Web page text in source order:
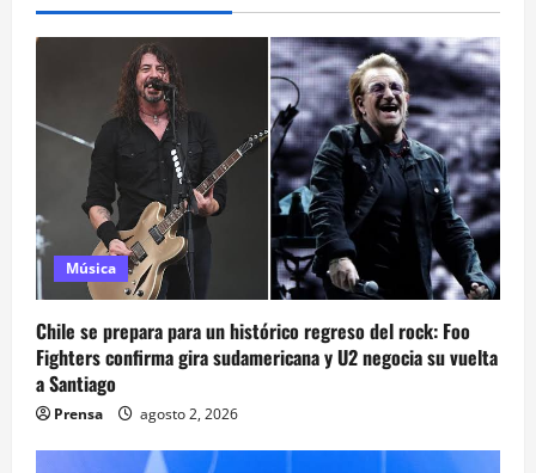
Música
Chile se prepara para un histórico regreso del rock: Foo
Fighters confirma gira sudamericana y U2 negocia su vuelta
a Santiago
Prensa agosto 2, 2026